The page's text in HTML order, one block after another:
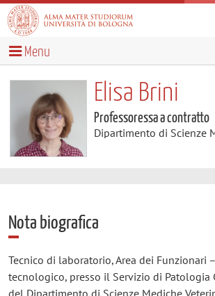
Menu
Elisa Brini
Professoressa a contratto
Dipartimento di Scienze
Nota biografica
Tecnico di laboratorio, Area dei Funzionari
tecnologico, presso il Servizio di Patologia
del Dipartimento di Scienze Mediche